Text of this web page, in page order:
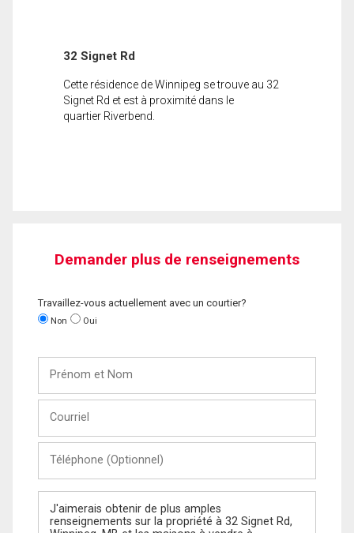
32 Signet Rd
Cette résidence de Winnipeg se trouve au 32
Signet Rd et est à proximité dans le
quartier Riverbend.
Demander plus de renseignements
Travaillez-vous actuellement avec un courtier?
Non Oui
Nom
(Optionnel)
Message